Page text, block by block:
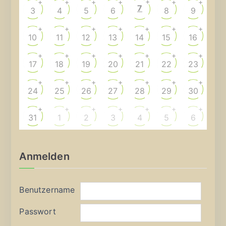
3
+
4
+
5
+
6
+
7 8
+
9
+
10
+
11
+
12
+
13
+
14
+
15
+
16
+
17
+
18
+
19
+
20
+
21
+
22
+
23
+
24
+
25
+
26
+
27
+
28
+
29
+
30
+
31
+
1
+
2
+
3
+
4
+
5
+
6
+
Anmelden
Benutzername
Passwort